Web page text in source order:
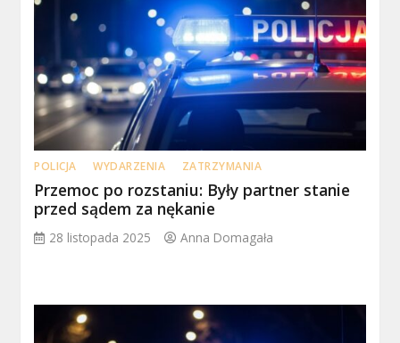
POLICJA WYDARZENIA ZATRZYMANIA
Przemoc po rozstaniu: Były partner stanie
przed sądem za nękanie
28 listopada 2025 Anna Domagała